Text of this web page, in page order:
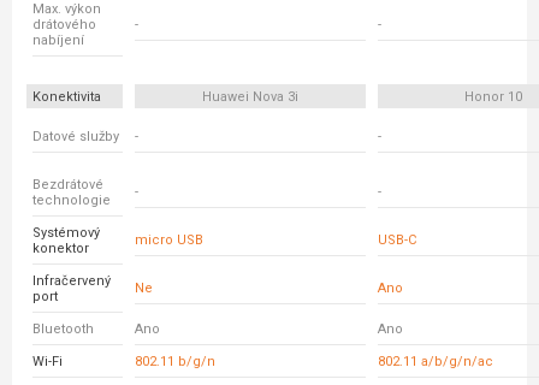
Max. výkon
drátového
nabíjení
- -
Konektivita Huawei Nova 3i Honor 10
Datové služby - -
Bezdrátové
technologie
- -
Systémový
konektor
micro USB USB-C
Infračervený
port
Ne Ano
Bluetooth Ano Ano
Wi-Fi 802.11 b/g/n 802.11 a/b/g/n/ac